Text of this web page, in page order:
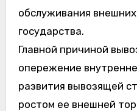
обслуживания
государства.
Главной причиной
опережение
развития вывозящей
ростом ее внешней